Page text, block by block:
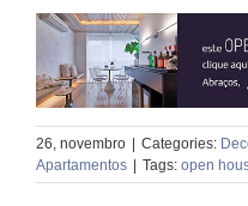
26, novembro Categories:
Apartamentos
Tags: open